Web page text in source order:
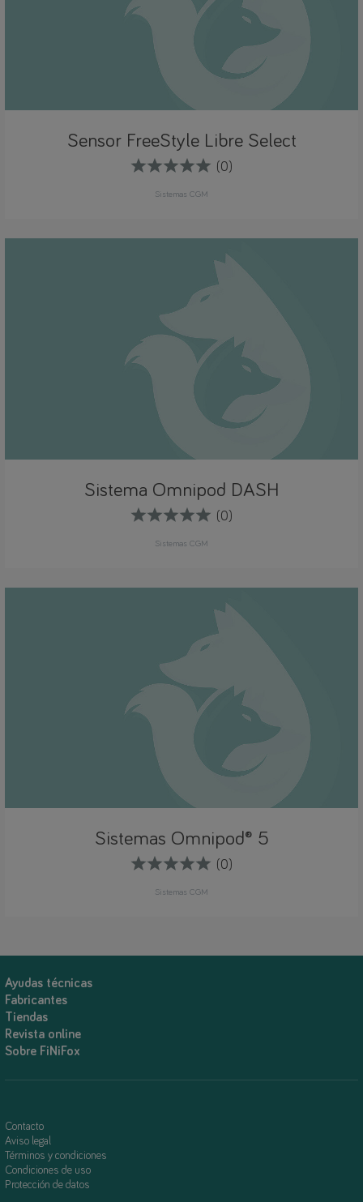
Sensor FreeStyle Libre Select
(0)
Sistemas CGM
Sistema Omnipod DASH
(0)
Sistemas CGM
Sistemas Omnipod® 5
(0)
Sistemas CGM
Ayudas técnicas
Fabricantes
Tiendas
Revista online
Sobre FiNiFox
Contacto
Aviso legal
Términos y condiciones
Condiciones de uso
Protección de datos